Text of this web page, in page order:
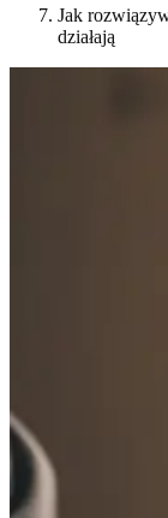
Jak
działają